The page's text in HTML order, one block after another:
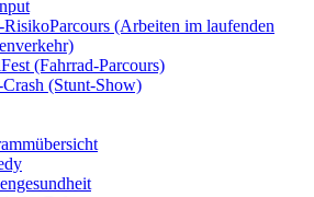
(Arbeiten im laufenden
(Fahrrad-Parcours)
(Stunt-Show)